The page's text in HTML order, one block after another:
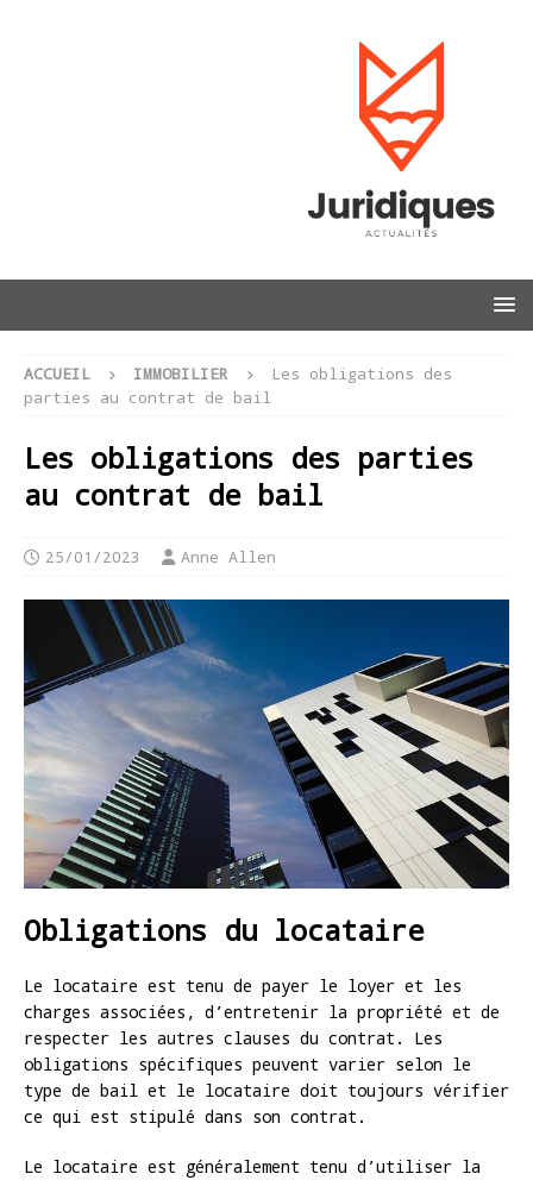
ACCUEIL IMMOBILIER
Les obligations des
parties au contrat de bail
Les obligations des parties
au contrat de bail
25/01/2023 Anne Allen
Obligations du locataire
Le locataire est tenu de payer le loyer et les
charges associées, d’entretenir la propriété et de
respecter les autres clauses du contrat. Les
obligations spécifiques peuvent varier selon le
type de bail et le locataire doit toujours vérifier
ce qui est stipulé dans son contrat.
Le locataire est généralement tenu d’utiliser la